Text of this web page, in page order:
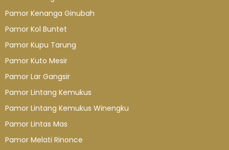
Pamor Kenanga Ginubah
Pamor Kol Buntet
Pamor Kupu Tarung
Pamor Kuto Mesir
Pamor Lar Gangsir
Pamor Lintang Kemukus
Pamor Lintang Kemukus Winengku
Pamor Lintas Mas
Pamor Melati Rinonce